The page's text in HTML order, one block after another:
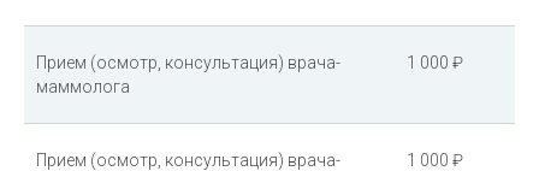
Прием (осмотр, консультация) врача-
маммолога
1 000 ₽
Прием (осмотр, консультация) врача-
1 000 ₽